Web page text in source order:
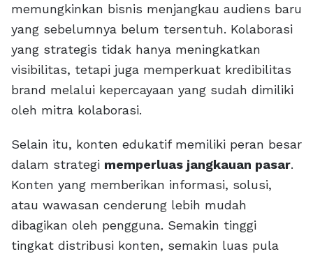
memungkinkan bisnis menjangkau audiens baru
yang sebelumnya belum tersentuh. Kolaborasi
yang strategis tidak hanya meningkatkan
visibilitas, tetapi juga memperkuat kredibilitas
brand melalui kepercayaan yang sudah dimiliki
oleh mitra kolaborasi.
Selain itu, konten edukatif memiliki peran besar
dalam strategi memperluas jangkauan pasar.
Konten yang memberikan informasi, solusi,
atau wawasan cenderung lebih mudah
dibagikan oleh pengguna. Semakin tinggi
tingkat distribusi konten, semakin luas pula